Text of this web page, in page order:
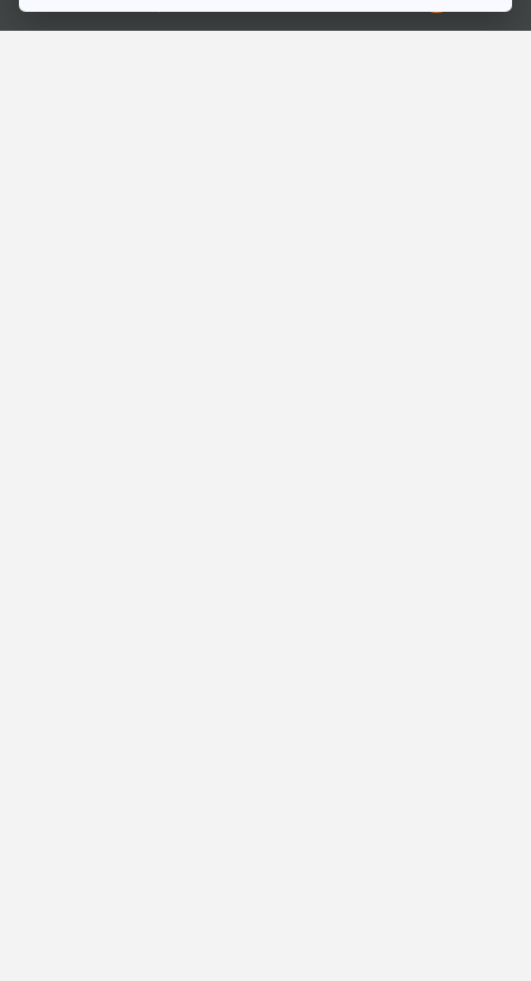
Ⓒ 2020 องค์การกระจายเสียงและแพร่ภาพสาธารณะแห่งประเทศไทย
เพลงดนตรีวิถีอาเซียน